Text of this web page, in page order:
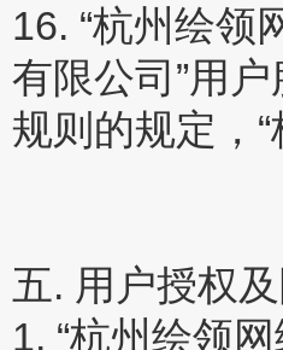
16. “杭州绘领
有限公司”用
规则的规定，
五. 用户授权
1. “杭州绘领